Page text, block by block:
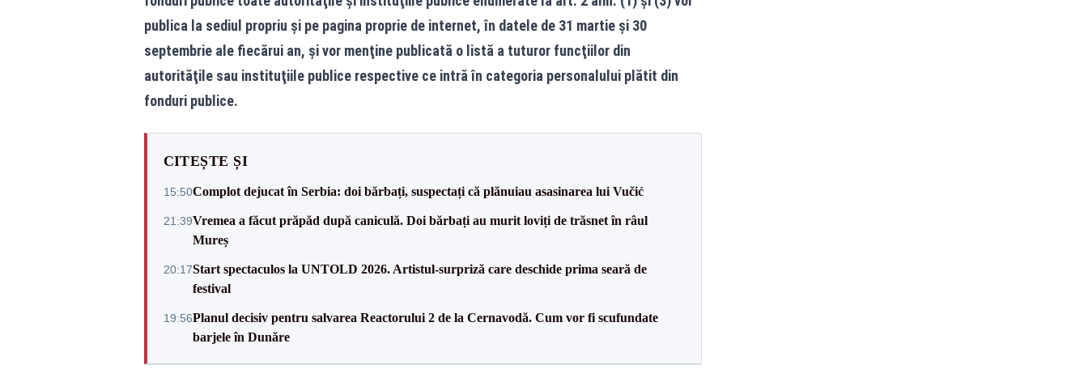
publica la sediul propriu şi pe pagina proprie de internet, în datele de 31 martie şi 30
septembrie ale fiecărui an, şi vor menţine publicată o listă a tuturor funcţiilor din
autorităţile sau instituţiile publice respective ce intră în categoria personalului plătit din
fonduri publice.
CITEȘTE ȘI
15:50Complot dejucat în Serbia: doi bărbați, suspectați că plănuiau asasinarea lui Vučić
21:39Vremea a făcut prăpăd după caniculă. Doi bărbați au murit loviți de trăsnet în râul
Mureș
20:17Start spectaculos la UNTOLD 2026. Artistul-surpriză care deschide prima seară de
festival
19:56Planul decisiv pentru salvarea Reactorului 2 de la Cernavodă. Cum vor fi scufundate
barjele în Dunăre